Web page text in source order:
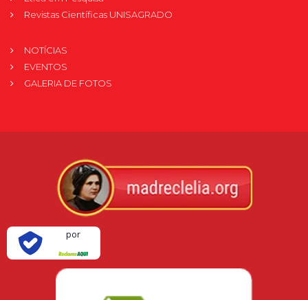
Revistas Científicas UNISAGRADO
NOTÍCIAS
EVENTOS
GALERIA DE FOTOS
por